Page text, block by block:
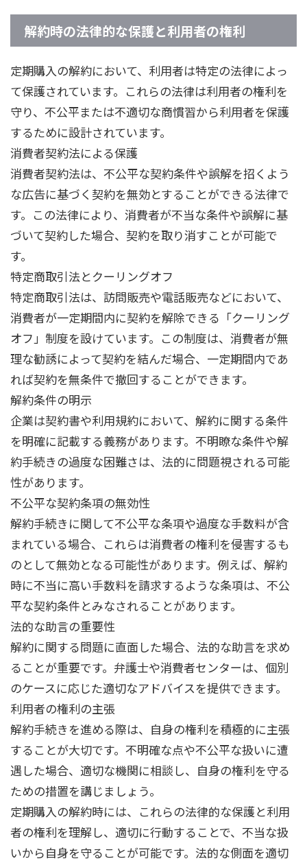
解約時の法律的な保護と利用者の権利
定期購入の解約において、利用者は特定の法律によっ
て保護されています。これらの法律は利用者の権利を
守り、不公平または不適切な商慣習から利用者を保護
するために設計されています。
消費者契約法による保護
消費者契約法は、不公平な契約条件や誤解を招くよう
な広告に基づく契約を無効とすることができる法律で
す。この法律により、消費者が不当な条件や誤解に基
づいて契約した場合、契約を取り消すことが可能で
す。
特定商取引法とクーリングオフ
特定商取引法は、訪問販売や電話販売などにおいて、
消費者が一定期間内に契約を解除できる「クーリング
オフ」制度を設けています。この制度は、消費者が無
理な勧誘によって契約を結んだ場合、一定期間内であ
れば契約を無条件で撤回することができます。
解約条件の明示
企業は契約書や利用規約において、解約に関する条件
を明確に記載する義務があります。不明瞭な条件や解
約手続きの過度な困難さは、法的に問題視される可能
性があります。
不公平な契約条項の無効性
解約手続きに関して不公平な条項や過度な手数料が含
まれている場合、これらは消費者の権利を侵害するも
のとして無効となる可能性があります。例えば、解約
時に不当に高い手数料を請求するような条項は、不公
平な契約条件とみなされることがあります。
法的な助言の重要性
解約に関する問題に直面した場合、法的な助言を求め
ることが重要です。弁護士や消費者センターは、個別
のケースに応じた適切なアドバイスを提供できます。
利用者の権利の主張
解約手続きを進める際は、自身の権利を積極的に主張
することが大切です。不明確な点や不公平な扱いに遭
遇した場合、適切な機関に相談し、自身の権利を守る
ための措置を講じましょう。
定期購入の解約時には、これらの法律的な保護と利用
者の権利を理解し、適切に行動することで、不当な扱
いから自身を守ることが可能です。法的な側面を適切